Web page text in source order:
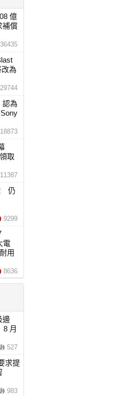
億
補償
36435
為
29744
為
18873
取
11387
仍
9299
電
用
8636
邊
月
527
求提
983